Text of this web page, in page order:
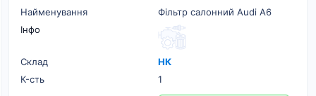
Найменування
Фільтр салонний Audi A6
Інфо
Склад
НК
К-cть
1